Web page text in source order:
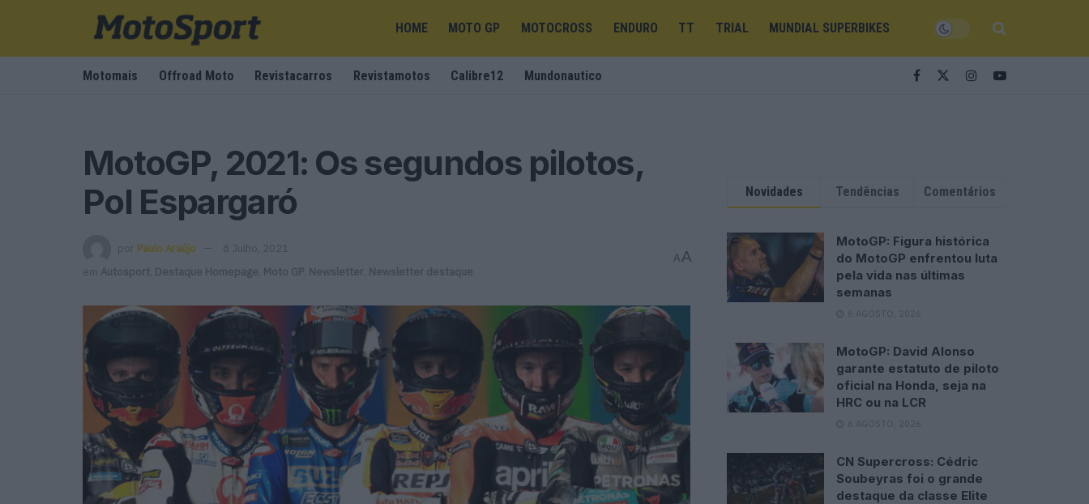
HOME MOTO GP MOTOCROSS ENDURO TT TRIAL MUNDIAL SUPERBIKES
Motomais Offroad Moto Revistacarros Revistamotos Calibre12 Mundonautico
MotoGP, 2021: Os segundos pilotos,
Pol Espargaró
por Paulo Araújo
8 Julho, 2021
em
Autosport Destaque Homepage Moto GP Newsletter Newsletter destaque
AA
Novidades Tendências Comentários
MotoGP: Figura histórica
do MotoGP enfrentou luta
pela vida nas últimas
semanas
6 AGOSTO, 2026
MotoGP: David Alonso
garante estatuto de piloto
oficial na Honda, seja na
HRC ou na LCR
6 AGOSTO, 2026
CN Supercross: Cédric
Soubeyras foi o grande
destaque da classe Elite